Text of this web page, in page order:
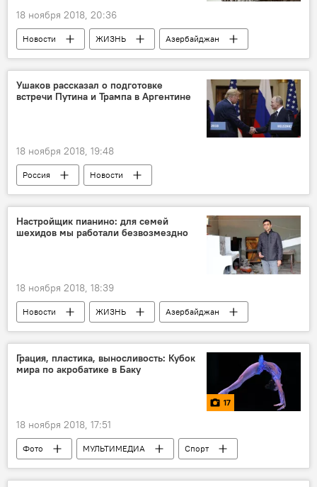
18 ноября 2018, 20:36
Новости ЖИЗНЬ Азербайджан
Ушаков рассказал о подготовке
встречи Путина и Трампа в Аргентине
18 ноября 2018, 19:48
Россия Новости
Настройщик пианино: для семей
шехидов мы работали безвозмездно
18 ноября 2018, 18:39
Новости ЖИЗНЬ Азербайджан
Грация, пластика, выносливость: Кубок
мира по акробатике в Баку
17
18 ноября 2018, 17:51
Фото МУЛЬТИМЕДИА
Спорт
ЖИЗНЬ
Азербайджан Новости